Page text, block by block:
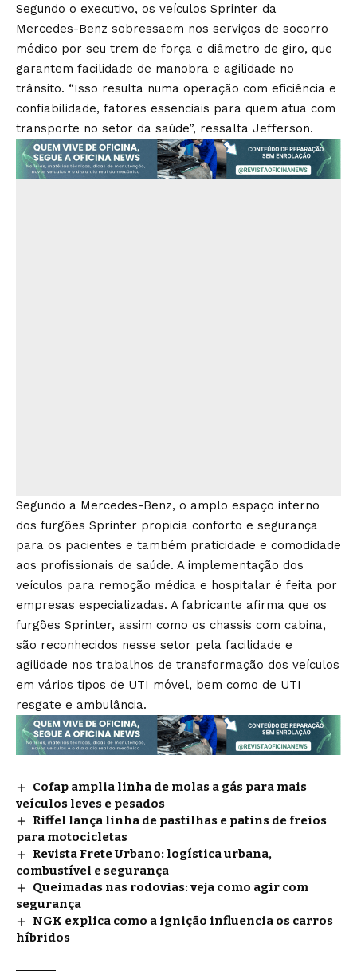
Segundo o executivo, os veículos Sprinter da
Mercedes-Benz sobressaem nos serviços de socorro
médico por seu trem de força e diâmetro de giro, que
garantem facilidade de manobra e agilidade no
trânsito. “Isso resulta numa operação com eficiência e
confiabilidade, fatores essenciais para quem atua com
transporte no setor da saúde”, ressalta Jefferson.
Segundo a Mercedes-Benz, o amplo espaço interno
dos furgões Sprinter propicia conforto e segurança
para os pacientes e também praticidade e comodidade
aos profissionais de saúde. A implementação dos
veículos para remoção médica e hospitalar é feita por
empresas especializadas. A fabricante afirma que os
furgões Sprinter, assim como os chassis com cabina,
são reconhecidos nesse setor pela facilidade e
agilidade nos trabalhos de transformação dos veículos
em vários tipos de UTI móvel, bem como de UTI
resgate e ambulância.
Cofap amplia linha de molas a gás para mais
veículos leves e pesados
Riffel lança linha de pastilhas e patins de freios
para motocicletas
Revista Frete Urbano: logística urbana,
combustível e segurança
Queimadas nas rodovias: veja como agir com
segurança
NGK explica como a ignição influencia os carros
híbridos